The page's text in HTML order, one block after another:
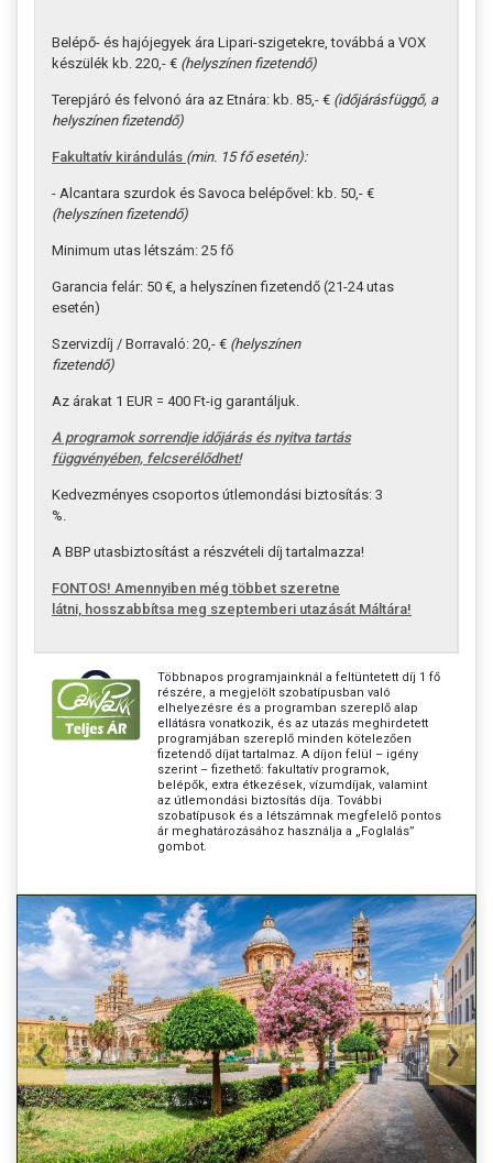
Belépő- és hajójegyek ára Lipari-szigetekre, továbbá a VOX
készülék kb. 220,- € (helyszínen fizetendő)
Terepjáró és felvonó ára az Etnára: kb. 85,- € (időjárásfüggő, a
helyszínen fizetendő)
Fakultatív kirándulás (min. 15 fő esetén):
- Alcantara szurdok és Savoca belépővel: kb. 50,- €
(helyszínen fizetendő)
Minimum utas létszám: 25 fő
Garancia felár: 50 €, a helyszínen fizetendő (21-24 utas
esetén)
Szervizdíj / Borravaló: 20,- € (helyszínen
fizetendő)
Az árakat 1 EUR = 400 Ft-ig garantáljuk.
A programok sorrendje időjárás és nyitva tartás
függvényében, felcserélődhet!
Kedvezményes csoportos útlemondási biztosítás: 3
%.
A BBP utasbiztosítást a részvételi díj tartalmazza!
FONTOS! Amennyiben még többet szeretne
látni, hosszabbítsa meg szeptemberi utazását Máltára!
Többnapos programjainknál a feltüntetett díj 1 fő
részére, a megjelölt szobatípusban való
elhelyezésre és a programban szereplő alap
ellátásra vonatkozik, és az utazás meghirdetett
programjában szereplő minden kötelezően
fizetendő díjat tartalmaz. A díjon felül – igény
szerint – fizethető: fakultatív programok,
belépők, extra étkezések, vízumdíjak, valamint
az útlemondási biztosítás díja. További
szobatípusok és a létszámnak megfelelő pontos
ár meghatározásához használja a „Foglalás”
gombot.